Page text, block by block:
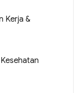
Kerja &